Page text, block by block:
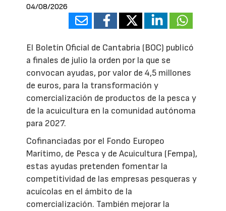
04/08/2026
El Boletín Oficial de Cantabria (BOC) publicó
a finales de julio la orden por la que se
convocan ayudas, por valor de 4,5 millones
de euros, para la transformación y
comercialización de productos de la pesca y
de la acuicultura en la comunidad autónoma
para 2027.
Cofinanciadas por el Fondo Europeo
Marítimo, de Pesca y de Acuicultura (Fempa),
estas ayudas pretenden fomentar la
competitividad de las empresas pesqueras y
acuícolas en el ámbito de la
comercialización. También mejorar la